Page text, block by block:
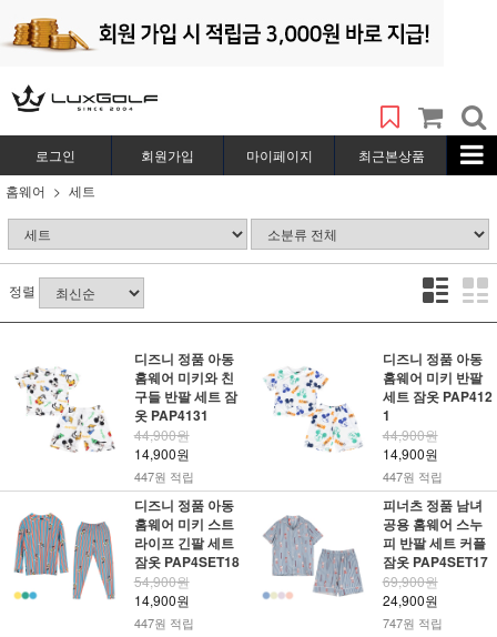
로그인 회원가입 마이페이지
최근본상품
홈웨어
세트
정렬
디즈니 정품 아동
홈웨어 미키와 친
구들 반팔 세트 잠
옷 PAP4131
44,900원
14,900원
447원 적립
디즈니 정품 아동
홈웨어 미키 반팔
세트 잠옷 PAP412
1
44,900원
14,900원
447원 적립
디즈니 정품 아동
홈웨어 미키 스트
라이프 긴팔 세트
잠옷 PAP4SET18
54,900원
14,900원
447원 적립
피너츠 정품 남녀
공용 홈웨어 스누
피 반팔 세트 커플
잠옷 PAP4SET17
69,900원
24,900원
747원 적립